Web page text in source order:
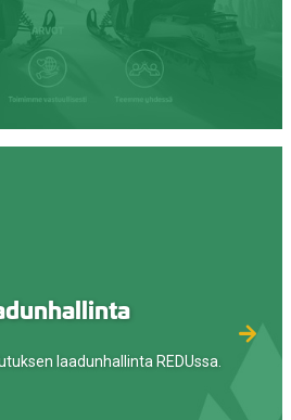
laadunhallinta REDUssa.